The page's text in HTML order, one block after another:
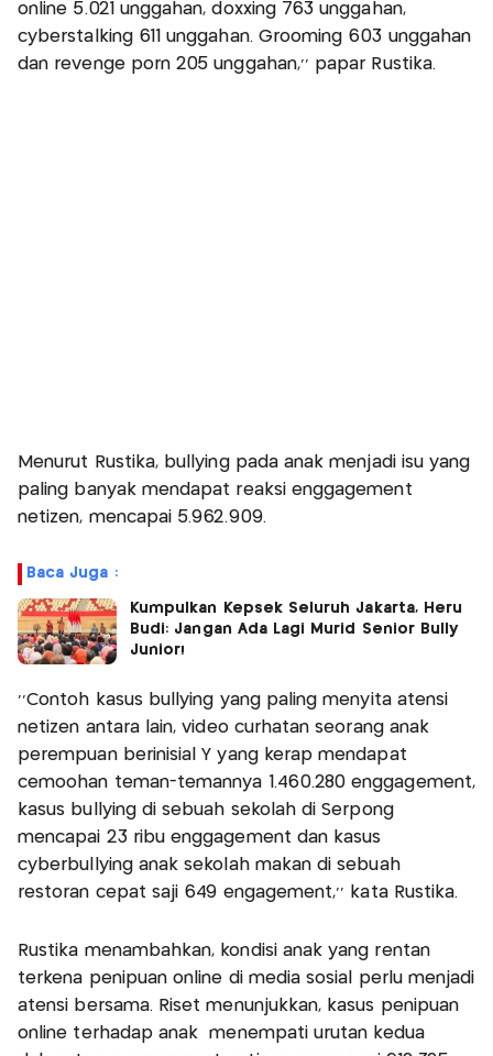
online 5.021 unggahan, doxxing 763 unggahan,
cyberstalking 611 unggahan. Grooming 603 unggahan
dan revenge porn 205 unggahan,’’ papar Rustika.
Menurut Rustika, bullying pada anak menjadi isu yang
paling banyak mendapat reaksi enggagement
netizen, mencapai 5.962.909.
Baca Juga :
Kumpulkan Kepsek Seluruh Jakarta, Heru
Budi: Jangan Ada Lagi Murid Senior Bully
Junior!
’’Contoh kasus bullying yang paling menyita atensi
netizen antara lain, video curhatan seorang anak
perempuan berinisial Y yang kerap mendapat
cemoohan teman-temannya 1.460.280 enggagement,
kasus bullying di sebuah sekolah di Serpong
mencapai 23 ribu enggagement dan kasus
cyberbullying anak sekolah makan di sebuah
restoran cepat saji 649 engagement,’’ kata Rustika.
Rustika menambahkan, kondisi anak yang rentan
terkena penipuan online di media sosial perlu menjadi
atensi bersama. Riset menunjukkan, kasus penipuan
online terhadap anak menempati urutan kedua